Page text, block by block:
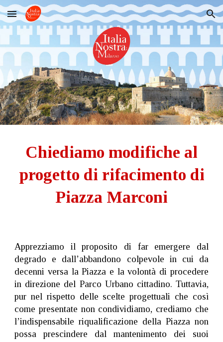
Skip to main content Skip to navigation
Chiediamo modifiche al
progetto di rifacimento di
Piazza Marconi
Apprezziamo il proposito di far emergere dal
degrado e dall’abbandono colpevole in cui da
decenni versa la Piazza e la volontà di procedere
in direzione del Parco Urbano cittadino. Tuttavia,
pur nel rispetto delle scelte progettuali che così
come presentate non condividiamo, crediamo che
l’indispensabile riqualificazione della Piazza non
possa prescindere dal mantenimento dei suoi